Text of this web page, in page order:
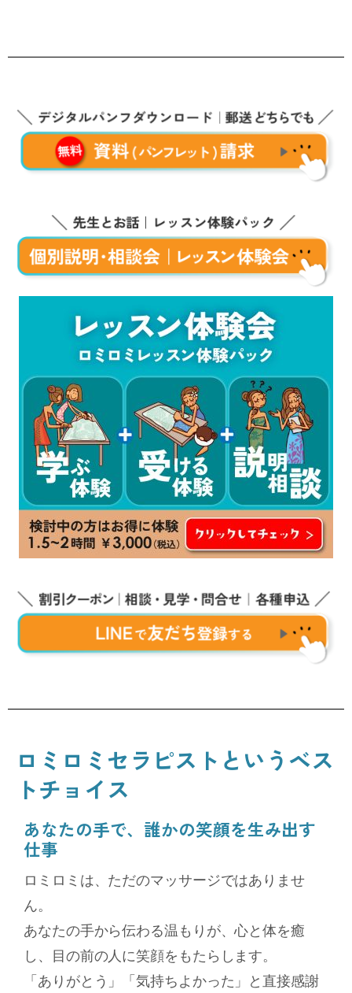
ロミロミセラピストというベス
トチョイス
あなたの手で、誰かの笑顔を生み出す
仕事
ロミロミは、ただのマッサージではありませ
ん。
あなたの手から伝わる温もりが、心と体を癒
し、目の前の人に笑顔をもたらします。
「ありがとう」「気持ちよかった」と直接感謝